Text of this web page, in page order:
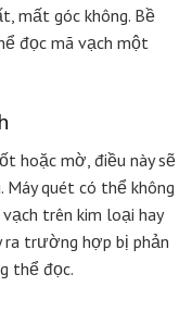
mất góc không. Bề
đọc mã vạch một
hoặc mờ, điều này sẽ
quét có thể không
trên kim loại hay
ra trường hợp bị phản
thể đọc.